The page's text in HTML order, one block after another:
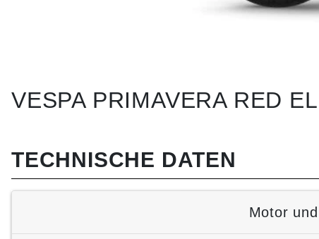
VESPA PRIMAVERA RED
TECHNISCHE DATEN
Motor